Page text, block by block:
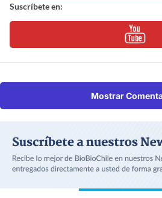
Suscríbete en:
Mostrar